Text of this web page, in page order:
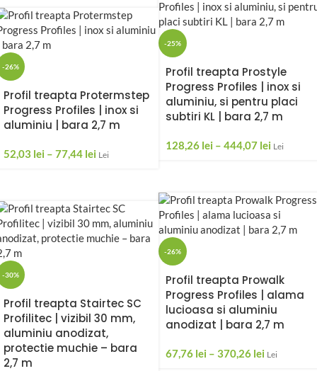
-25%
Profil treapta Prostyle
Progress Profiles | inox si
aluminiu, si pentru placi
subtiri KL | bara 2,7 m
128,26 lei – 444,07 lei Lei
-26%
Profil treapta Protermstep
Progress Profiles | inox si
aluminiu | bara 2,7 m
52,03 lei – 77,44 lei Lei
-26%
Profil treapta Prowalk
Progress Profiles | alama
lucioasa si aluminiu
anodizat | bara 2,7 m
67,76 lei – 370,26 lei Lei
-30%
Profil treapta Stairtec SC
Profilitec | vizibil 30 mm,
aluminiu anodizat,
protectie muchie – bara
2,7 m